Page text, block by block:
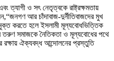
ত্যাগী ও সৎ নেতৃত্বকে রাষ্ট্রক্ষমতায়
আর চাঁদাবাজ-দুর্নীতিবাজদের মুখ
করতে হলে ইসলামী মূল্যবোধভিত্তিক
তরুণ সমাজকে নৈতিকতা ও মূল্যবোধের পথে
রক্ষায় ঐক্যবদ্ধ আন্দোলনের প্রস্তুতি